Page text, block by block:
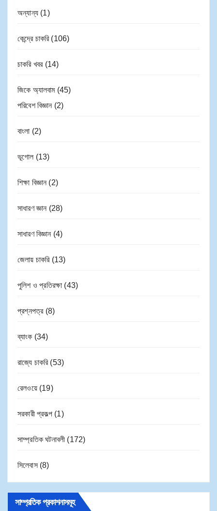
অন্যান্য (1)
কেন্দ্রে চাকরি(106)
চাকরি খবর(14)
জিকে অ্যালবাম(45)
পরিবেশ বিজ্ঞান (2)
বাংলা (2)
ভূগোল (13)
শিক্ষা বিজ্ঞান (2)
সাধারণ জ্ঞান (28)
সাধারণ বিজ্ঞান (4)
জেলায় চাকরি(13)
পুলিশ ও প্রতিরক্ষা (43)
প্রশ্নপত্র(8)
ব্যাংক (34)
রাজ্যে চাকরি(53)
রেলওয়ে(19)
সরকারী প্রকল্প (1)
সাম্প্রতিক ঘটনাবলী (172)
সিলেবাস(8)
সাম্প্রতিক প্রকাশনাসমূহ